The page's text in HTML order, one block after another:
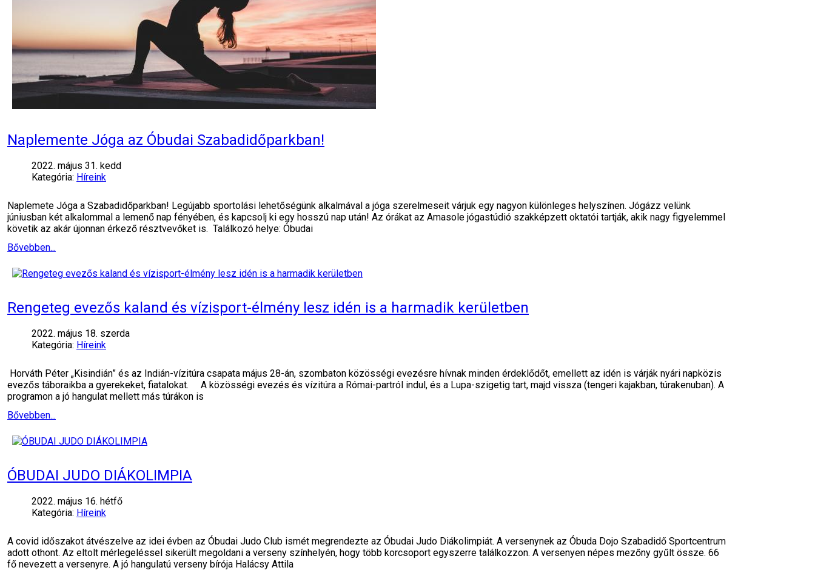
Naplemente Jóga az Óbudai Szabadidőparkban!
2022. május 31. kedd
Kategória: Híreink
Naplemete Jóga a Szabadidőparkban! Legújabb sportolási lehetőségünk alkalmával a jóga szerelmeseit várjuk egy nagyon különleges helyszínen. Jógázz velünk
júniusban két alkalommal a lemenő nap fényében, és kapcsolj ki egy hosszú nap után! Az órákat az Amasole jógastúdió szakképzett oktatói tartják, akik nagy figyelemmel
követik az akár újonnan érkező résztvevőket is. Találkozó helye: Óbudai
Bővebben...
Rengeteg evezős kaland és vízisport-élmény lesz idén is a harmadik kerületben
2022. május 18. szerda
Kategória: Híreink
Horváth Péter „Kisindián” és az Indián-vízitúra csapata május 28-án, szombaton közösségi evezésre hívnak minden érdeklődőt, emellett az idén is várják nyári napközis
evezős táboraikba a gyerekeket, fiatalokat. A közösségi evezés és vízitúra a Római-partról indul, és a Lupa-szigetig tart, majd vissza (tengeri kajakban, túrakenuban). A
programon a jó hangulat mellett más túrákon is
Bővebben...
ÓBUDAI JUDO DIÁKOLIMPIA
2022. május 16. hétfő
Kategória: Híreink
A covid időszakot átvészelve az idei évben az Óbudai Judo Club ismét megrendezte az Óbudai Judo Diákolimpiát. A versenynek az Óbuda Dojo Szabadidő Sportcentrum
adott othont. Az eltolt mérlegeléssel sikerült megoldani a verseny színhelyén, hogy több korcsoport egyszerre találkozzon. A versenyen népes mezőny gyűlt össze. 66
fő nevezett a versenyre. A jó hangulatú verseny bírója Halácsy Attila